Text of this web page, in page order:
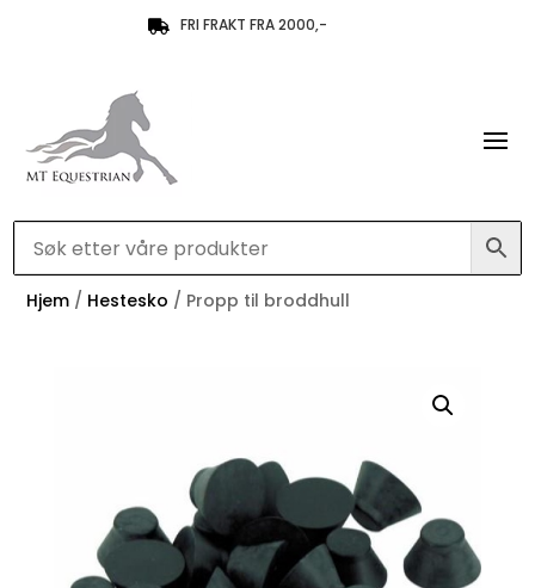
 FRI FRAKT FRA 2000,-
Hjem / Hestesko / Propp til broddhull